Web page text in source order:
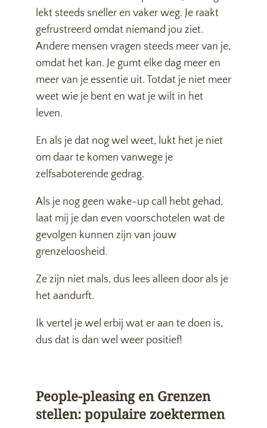
lekt steeds sneller en vaker weg. Je raakt
gefrustreerd omdat niemand jou ziet.
Andere mensen vragen steeds meer van je,
omdat het kan. Je gumt elke dag meer en
meer van je essentie uit. Totdat je niet meer
weet wie je bent en wat je wilt in het
leven.
En als je dat nog wel weet, lukt het je niet
om daar te komen vanwege je
zelfsaboterende gedrag.
Als je nog geen wake-up call hebt gehad,
laat mij je dan even voorschotelen wat de
gevolgen kunnen zijn van jouw
grenzeloosheid.
Ze zijn niet mals, dus lees alleen door als je
het aandurft.
Ik vertel je wel erbij wat er aan te doen is,
dus dat is dan wel weer positief!
People-pleasing en Grenzen
stellen: populaire zoektermen